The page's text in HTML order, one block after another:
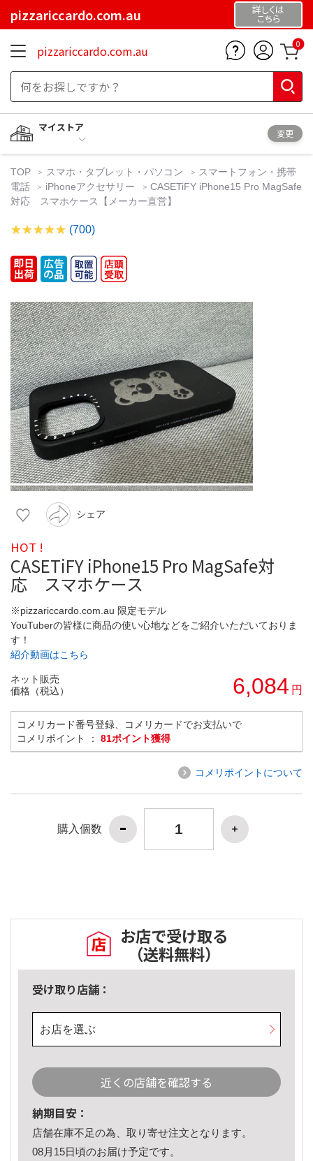
pizzariccardo.com.au 詳しくは
こちら
pizzariccardo.com.au 0
マイストア
変更
TOP スマホ・タブレット・パソコン
スマートフォン・携帯
電話
iPhoneアクセサリー
CASETiFY iPhone15 Pro MagSafe
対応 スマホケース【メーカー直営】
(700)
シェア
HOT !
CASETiFY iPhone15 Pro MagSafe対
応 スマホケース
※pizzariccardo.com.au 限定モデル
YouTuberの皆様に商品の使い心地などをご紹介いただいておりま
す！
紹介動画はこちら
ネット販売
価格（税込）
6,084 円
コメリカード番号登録、コメリカードでお支払いで
コメリポイント ： 81ポイント獲得
コメリポイントについて
購入個数
お店で受け取る
（送料無料）
受け取り店舗：
お店を選ぶ
近くの店舗を確認する
納期目安：
店舗在庫不足の為、取り寄せ注文となります。
08月15日頃のお届け予定です。